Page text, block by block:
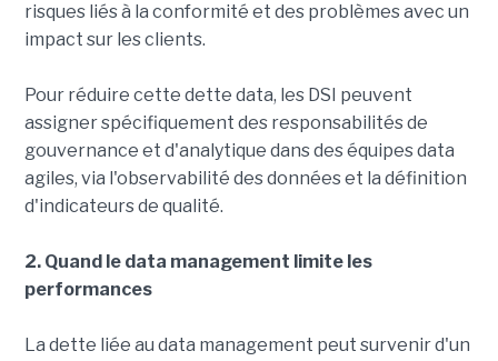
risques liés à la conformité et des problèmes avec un
impact sur les clients.
Pour réduire cette dette data, les DSI peuvent
assigner spécifiquement des responsabilités de
gouvernance et d'analytique dans des équipes data
agiles, via l'observabilité des données et la définition
d'indicateurs de qualité.
2. Quand le data management limite les
performances
La dette liée au data management peut survenir d'un